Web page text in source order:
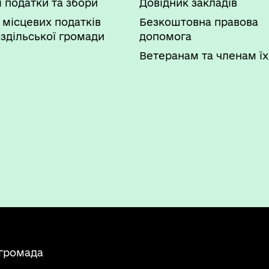
що переоформлений
дозвільного характеру
податки та збори
податків
громади
Довідник закладів
Безкоштовна правова
допомога
Ветеранам та членам